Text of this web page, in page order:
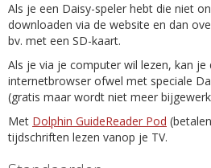
Als je een Daisy-speler hebt die niet
downloaden via de website en dan
bv. met een SD-kaart.
Als je via je computer wil lezen, kan je
internetbrowser ofwel met speciale
(gratis maar wordt niet meer
Met Dolphin GuideReader Pod
tijdschriften lezen vanop je TV.